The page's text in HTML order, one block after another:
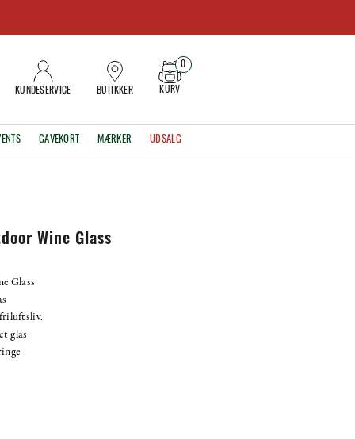
KUNDESERVICE BUTIKKER KURV
0
GAVEKORT MÆRKER UDSALG
Wine Glass
Glass
glas